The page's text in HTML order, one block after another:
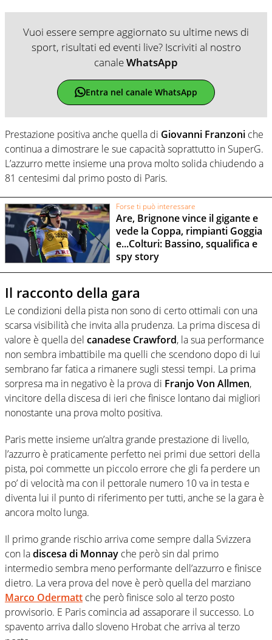
Vuoi essere sempre aggiornato su ultime news di
sport, risultati ed eventi live? Iscriviti al nostro
canaleWhatsApp
Entra nel canale WhatsApp
Prestazione positiva anche quella di Giovanni Franzoni che
continua a dimostrare le sue capacità soprattutto in SuperG.
L’azzurro mette insieme una prova molto solida chiudendo a
81 centesimi dal primo posto di Paris.
Forse ti può interessare
Are, Brignone vince il gigante e
vede la Coppa, rimpianti Goggia
e...Colturi: Bassino, squalifica e
spy story
Il racconto della gara
Le condizioni della pista non sono di certo ottimali con una
scarsa visibilità che invita alla prudenza. La prima discesa di
valore è quella del canadese Crawford, la sua performance
non sembra imbattibile ma quelli che scendono dopo di lui
sembrano far fatica a rimanere sugli stessi tempi. La prima
sorpresa ma in negativo è la prova di Franjo Von Allmen,
vincitore della discesa di ieri che finisce lontano dai migliori
nonostante una prova molto positiva.
Paris mette insieme un’altra grande prestazione di livello,
l’azzurro è praticamente perfetto nei primi due settori della
pista, poi commette un piccolo errore che gli fa perdere un
po’ di velocità ma con il pettorale numero 10 va in testa e
diventa lui il punto di riferimento per tutti, anche se la gara è
ancora molto lunga.
Il primo grande rischio arriva come sempre dalla Svizzera
con ladiscesa di Monnay che però sin dal primo
intermedio sembra meno performante dell’azzurro e finisce
dietro. La vera prova del nove è però quella del marziano
Marco Odermatt che però finisce solo al terzo posto
provvisorio. E Paris comincia ad assaporare il successo. Lo
spavento arriva dallo sloveno Hrobat che arriva al terzo